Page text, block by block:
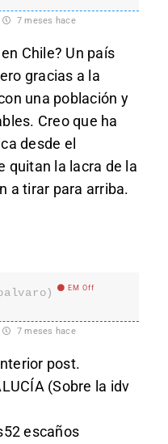
7 meses hace
Chile? Un país
gracias a la
una población y
Creo que ha
desde el
quitan la lacra de la
a tirar para arriba.
EM Off
7 meses hace
post.
(Sobre la idv
escaños